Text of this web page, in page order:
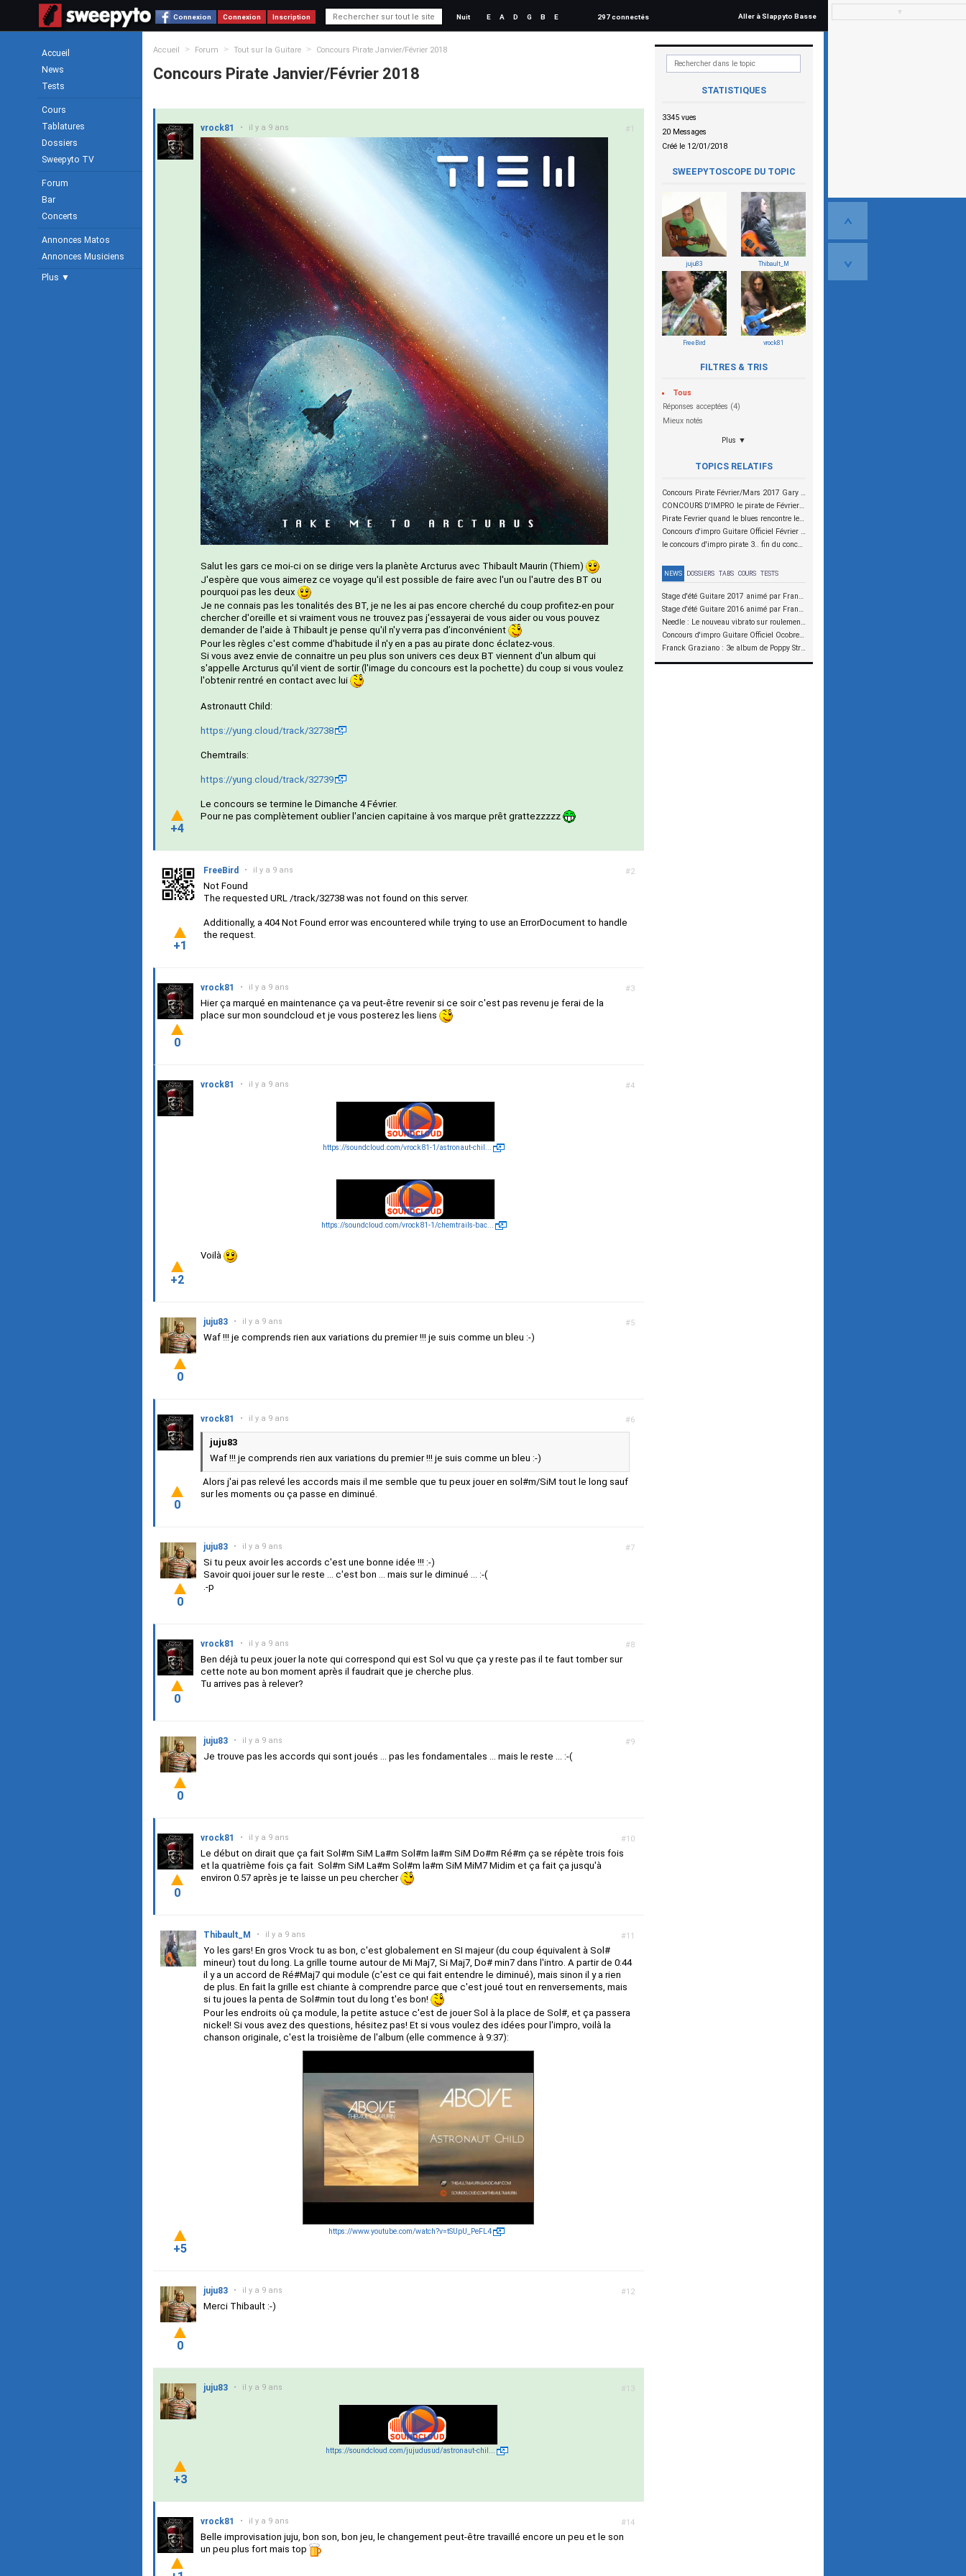
Connexion Connexion Inscription Nuit E A D G B E 297 connectés Aller à Slappyto Basse
Accueil
News
Tests
Cours
Tablatures
Dossiers
Sweepyto TV
Forum
Bar
Concerts
Annonces Matos
Annonces Musiciens
Plus ▼
Accueil > Forum > Tout sur la Guitare > Concours Pirate Janvier/Février 2018
Concours Pirate Janvier/Février 2018
STATISTIQUES
3345 vues
20 Messages
Créé le 12/01/2018
SWEEPYTOSCOPE DU TOPIC
juju83 Thibault_M
FreeBird vrock81
FILTRES & TRIS
Tous
Réponses acceptées (4)
Mieux notés
Plus ▼
TOPICS RELATIFS
Concours Pirate Février/Mars 2017 Gary Moore
CONCOURS D'IMPRO le pirate de Février melodic chords
Pirate Fevrier quand le blues rencontre le rock!!! fin du concours dimanche 8 mars 2015
Concours d'impro Guitare Officiel Février 2015 - Randy Rhoads
le concours d'impro pirate 3.. fin du concours le 16 février à 20H30
NEWS DOSSIERS TABS COURS TESTS
Stage d'été Guitare 2017 animé par Franck Graziano et Julien Bouvier
Stage d'été Guitare 2016 animé par Franck Graziano et Julien Bouvier
Needle : Le nouveau vibrato sur roulements à aiguilles
Concours d'impro Guitare Officiel Ocobre 2015 - Christophe Godin
Franck Graziano : 3e album de Poppy Street en précommande
#1
vrock81 • il y a 9 ans
Salut les gars ce moi-ci on se dirige vers la planète Arcturus avec Thibault Maurin (Thiem)
J'espère que vous aimerez ce voyage qu'il est possible de faire avec l'un ou l'autre des BT ou
pourquoi pas les deux
Je ne connais pas les tonalités des BT, je ne les ai pas encore cherché du coup profitez-en pour
chercher d'oreille et si vraiment vous ne trouvez pas j'essayerai de vous aider ou vous pouvez
demander de l'aide à Thibault je pense qu'il n'y verra pas d’inconvénient
Pour les règles c'est comme d'habitude il n'y en a pas au pirate donc éclatez-vous.
Si vous avez envie de connaitre un peu plus son univers ces deux BT viennent d'un album qui
s'appelle Arcturus qu'il vient de sortir (l'image du concours est la pochette) du coup si vous voulez
l'obtenir rentré en contact avec lui
Astronautt Child:
https://yung.cloud/track/32738
Chemtrails:
https://yung.cloud/track/32739
Le concours se termine le Dimanche 4 Février.
Pour ne pas complètement oublier l'ancien capitaine à vos marque prêt grattezzzzz
+4
#2
FreeBird • il y a 9 ans
Not Found
The requested URL /track/32738 was not found on this server.
Additionally, a 404 Not Found error was encountered while trying to use an ErrorDocument to handle
the request.
+1
#3
vrock81 • il y a 9 ans
Hier ça marqué en maintenance ça va peut-être revenir si ce soir c'est pas revenu je ferai de la
place sur mon soundcloud et je vous posterez les liens
0
#4
vrock81 • il y a 9 ans
https://soundcloud.com/vrock81-1/astronaut-chil...
https://soundcloud.com/vrock81-1/chemtrails-bac...
Voilà
+2
#5
juju83 • il y a 9 ans
Waf !!! je comprends rien aux variations du premier !!! je suis comme un bleu :-)
0
#6
vrock81 • il y a 9 ans
juju83
Waf !!! je comprends rien aux variations du premier !!! je suis comme un bleu :-)
Alors j'ai pas relevé les accords mais il me semble que tu peux jouer en sol#m/SiM tout le long sauf
sur les moments ou ça passe en diminué.
0
#7
juju83 • il y a 9 ans
Si tu peux avoir les accords c'est une bonne idée !!! :-)
Savoir quoi jouer sur le reste ... c'est bon ... mais sur le diminué ... :-(
.-p
0
#8
vrock81 • il y a 9 ans
Ben déjà tu peux jouer la note qui correspond qui est Sol vu que ça y reste pas il te faut tomber sur
cette note au bon moment après il faudrait que je cherche plus.
Tu arrives pas à relever?
0
#9
juju83 • il y a 9 ans
Je trouve pas les accords qui sont joués ... pas les fondamentales ... mais le reste ... :-(
0
#10
vrock81 • il y a 9 ans
Le début on dirait que ça fait Sol#m SiM La#m Sol#m la#m SiM Do#m Ré#m ça se répète trois fois
et la quatrième fois ça fait Sol#m SiM La#m Sol#m la#m SiM MiM7 Midim et ça fait ça jusqu'à
environ 0.57 après je te laisse un peu chercher
0
#11
Thibault_M • il y a 9 ans
Yo les gars! En gros Vrock tu as bon, c'est globalement en SI majeur (du coup équivalent à Sol#
mineur) tout du long. La grille tourne autour de Mi Maj7, Si Maj7, Do# min7 dans l'intro. A partir de 0:44
il y a un accord de Ré#Maj7 qui module (c'est ce qui fait entendre le diminué), mais sinon il y a rien
de plus. En fait la grille est chiante à comprendre parce que c'est joué tout en renversements, mais
si tu joues la penta de Sol#min tout du long t'es bon!
Pour les endroits où ça module, la petite astuce c'est de jouer Sol à la place de Sol#, et ça passera
nickel! Si vous avez des questions, hésitez pas! Et si vous voulez des idées pour l'impro, voilà la
chanson originale, c'est la troisième de l'album (elle commence à 9:37):
https://www.youtube.com/watch?v=tSUpU_PeFL4
+5
#12
juju83 • il y a 9 ans
Merci Thibault :-)
0
#13
juju83 • il y a 9 ans
https://soundcloud.com/jujudusud/astronaut-chil...
+3
#14
vrock81 • il y a 9 ans
Belle improvisation juju, bon son, bon jeu, le changement peut-être travaillé encore un peu et le son
un peu plus fort mais top
▼